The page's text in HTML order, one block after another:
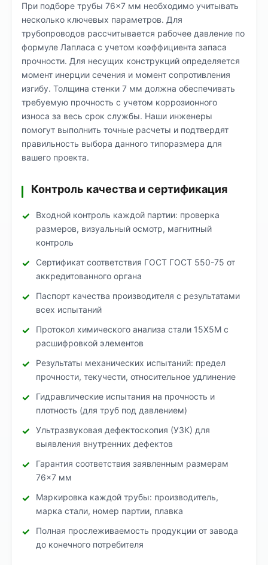
При подборе трубы 76×7 мм необходимо учитывать
несколько ключевых параметров. Для
трубопроводов рассчитывается рабочее давление по
формуле Лапласа с учетом коэффициента запаса
прочности. Для несущих конструкций определяется
момент инерции сечения и момент сопротивления
изгибу. Толщина стенки 7 мм должна обеспечивать
требуемую прочность с учетом коррозионного
износа за весь срок службы. Наши инженеры
помогут выполнить точные расчеты и подтвердят
правильность выбора данного типоразмера для
вашего проекта.
Контроль качества и сертификация
Входной контроль каждой партии: проверка
размеров, визуальный осмотр, магнитный
контроль
Сертификат соответствия ГОСТ ГОСТ 550-75 от
аккредитованного органа
Паспорт качества производителя с результатами
всех испытаний
Протокол химического анализа стали 15Х5М с
расшифровкой элементов
Результаты механических испытаний: предел
прочности, текучести, относительное удлинение
Гидравлические испытания на прочность и
плотность (для труб под давлением)
Ультразвуковая дефектоскопия (УЗК) для
выявления внутренних дефектов
Гарантия соответствия заявленным размерам
76×7 мм
Маркировка каждой трубы: производитель,
марка стали, номер партии, плавка
Полная прослеживаемость продукции от завода
до конечного потребителя